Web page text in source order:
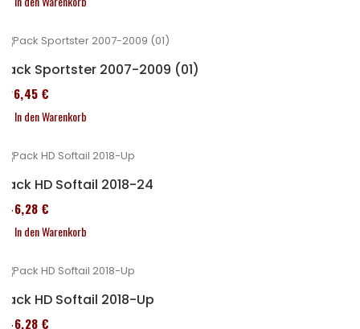
Pack Sportster 2007-2009 (01)
326,45 €
In den Warenkorb
Pack HD Softail 2018-24
246,28 €
In den Warenkorb
Pack HD Softail 2018-Up
246,28 €